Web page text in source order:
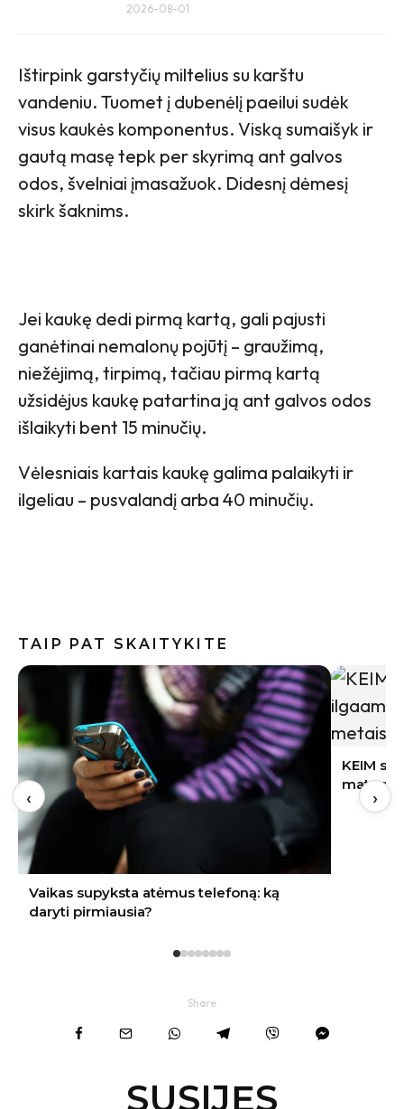
2026-08-01
Ištirpink garstyčių miltelius su karštu
vandeniu. Tuomet į dubenėlį paeilui sudėk
visus kaukės komponentus. Viską sumaišyk ir
gautą masę tepk per skyrimą ant galvos
odos, švelniai įmasažuok. Didesnį dėmesį
skirk šaknims.
Jei kaukę dedi pirmą kartą, gali pajusti
ganėtinai nemalonų pojūtį – graužimą,
niežėjimą, tirpimą, tačiau pirmą kartą
užsidėjus kaukę patartina ją ant galvos odos
išlaikyti bent 15 minučių.
Vėlesniais kartais kaukę galima palaikyti ir
ilgeliau – pusvalandį arba 40 minučių.
TAIP PAT SKAITYKITE
KEIM sol-silikatinių dažų ilgaamžiškumas:
matuojamas ne metais, o dešimtmečiais
10
pasijusti
‹ ›
Share
SUSIJĘS